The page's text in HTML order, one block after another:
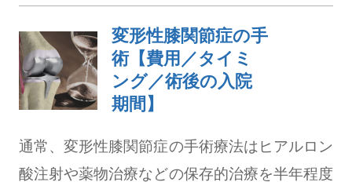
変形性膝関節症の手
術【費用／タイミ
ング／術後の入院
期間】
通常、変形性膝関節症の手術療法はヒアルロン
酸注射や薬物治療などの保存的治療を半年程度